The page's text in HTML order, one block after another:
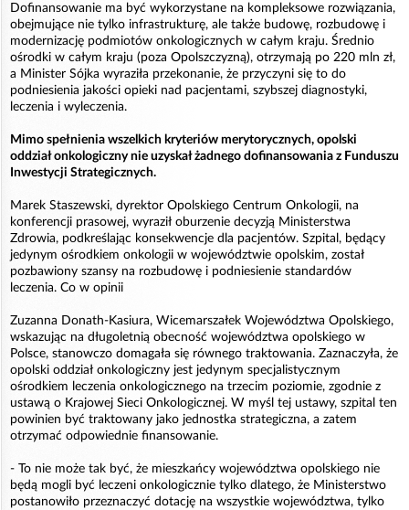
Dofinansowanie ma być wykorzystane na kompleksowe rozwiązania,
obejmujące nie tylko infrastrukturę, ale także budowę, rozbudowę i
modernizację podmiotów onkologicznych w całym kraju. Średnio
ośrodki w całym kraju (poza Opolszczyzną), otrzymają po 220 mln zł,
a Minister Sójka wyraziła przekonanie, że przyczyni się to do
podniesienia jakości opieki nad pacjentami, szybszej diagnostyki,
leczenia i wyleczenia.
Mimo spełnienia wszelkich kryteriów merytorycznych, opolski
oddział onkologiczny nie uzyskał żadnego dofinansowania z Funduszu
Inwestycji Strategicznych.
Marek Staszewski, dyrektor Opolskiego Centrum Onkologii, na
konferencji prasowej, wyraził oburzenie decyzją Ministerstwa
Zdrowia, podkreślając konsekwencje dla pacjentów. Szpital, będący
jedynym ośrodkiem onkologii w województwie opolskim, został
pozbawiony szansy na rozbudowę i podniesienie standardów
leczenia. Co w opinii
Zuzanna Donath-Kasiura, Wicemarszałek Województwa Opolskiego,
wskazując na długoletnią obecność województwa opolskiego w
Polsce, stanowczo domagała się równego traktowania. Zaznaczyła, że
opolski oddział onkologiczny jest jedynym specjalistycznym
ośrodkiem leczenia onkologicznego na trzecim poziomie, zgodnie z
ustawą o Krajowej Sieci Onkologicznej. W myśl tej ustawy, szpital ten
powinien być traktowany jako jednostka strategiczna, a zatem
otrzymać odpowiednie finansowanie.
- To nie może tak być, że mieszkańcy województwa opolskiego nie
będą mogli być leczeni onkologicznie tylko dlatego, że Ministerstwo
postanowiło przeznaczyć dotację na wszystkie województwa, tylko